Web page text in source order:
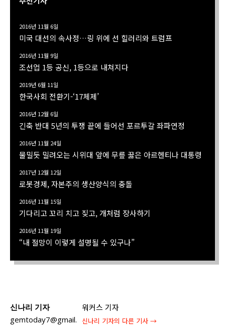
2016년 11월 6일
미국 대선의 속사정…링 위에 선 힐러리와 트럼프
2016년 11월 9일
조선업 1등 공신, 1등으로 내쳐지다
2019년 6월 11일
한국사회 전환기-‘17체제’
2016년 12월 6일
긴축 반대 5년의 투쟁 끝에 들어선 포르투갈 좌파연정
2016년 11월 24일
물밀듯 밀려오는 시위대 앞에 무릎 꿇은 아르헨티나 대통령
2017년 12월 12일
로봇경제, 자본주의 생산양식의 충돌
2016년 11월 15일
기다리고 꼬리 치고 짖고, 개처럼 장사하기
2016년 11월 19일
“내 절망이 이렇게 설명될 수 있구나”
신나리 기자
gemtoday7@gmail.
워커스 기자
신나리 기자의 다른 기사 →